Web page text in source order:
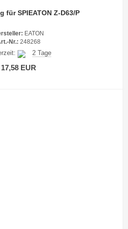
für SPIEATON Z-D63/P
EATON
Nr.: 248268
2 Tage
17,58 EUR